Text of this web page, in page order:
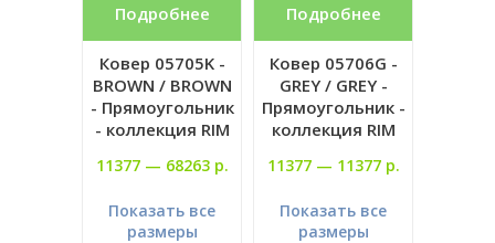
Подробнее
Ковер 05705K -
BROWN / BROWN
- Прямоугольник
- коллекция RIM
11377 — 68263 р.
Показать все
размеры
Подробнее
Ковер 05706G -
GREY / GREY -
Прямоугольник -
коллекция RIM
11377 — 11377 р.
Показать все
размеры